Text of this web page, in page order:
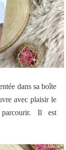
dans sa boîte
avec plaisir le
Il est